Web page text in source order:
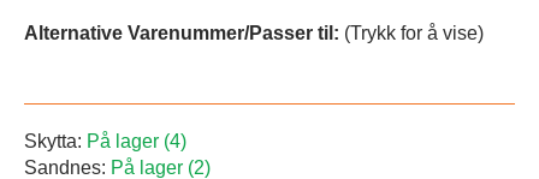
Alternative Varenummer/Passer til: (Trykk for å vise)
Skytta: På lager (4)
Sandnes: På lager (2)